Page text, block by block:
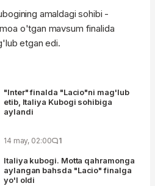
amaldagi sohibi -
o'tgan mavsum finalida
etgan edi.
"Inter" finalda "Lacio"ni mag'lub
etib, Italiya Kubogi sohibiga
aylandi
14 may, 02:00 1
Italiya kubogi. Motta qahramonga
aylangan bahsda "Lacio" finalga
yo'l oldi